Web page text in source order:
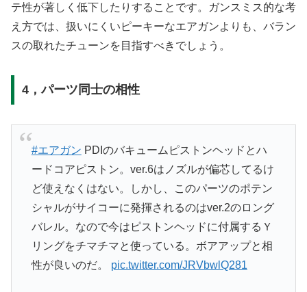
テ性が著しく低下したりすることです。ガンスミス的な考
え方では、扱いにくいピーキーなエアガンよりも、バラン
スの取れたチューンを目指すべきでしょう。
4，パーツ同士の相性
#エアガン PDIのバキュームピストンヘッドとハ
ードコアピストン。ver.6はノズルが偏芯してるけ
ど使えなくはない。しかし、このパーツのポテン
シャルがサイコーに発揮されるのはver.2のロング
バレル。なので今はピストンヘッドに付属するＹ
リングをチマチマと使っている。ボアアップと相
性が良いのだ。 pic.twitter.com/JRVbwlQ281